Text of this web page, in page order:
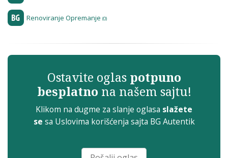
Renoviranje Opremanje (0)
Ostavite oglas potpuno
besplatno na našem sajtu!
Klikom na dugme za slanje oglasa slažete
se sa Uslovima korišćenja sajta BG Autentik